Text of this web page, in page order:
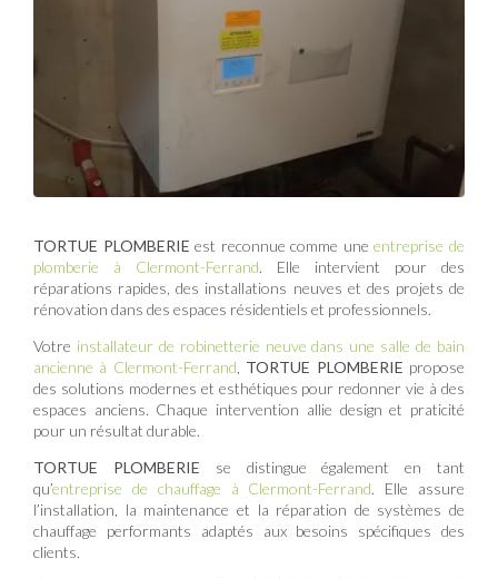
TORTUE PLOMBERIE est reconnue comme uneentreprise de
plomberie à Clermont-Ferrand. Elle intervient pour des
réparations rapides, des installations neuves et des projets de
rénovation dans des espaces résidentiels et professionnels.
Votre installateur de robinetterie neuve dans une salle de bain
ancienne à Clermont-Ferrand TORTUE PLOMBERIE propose
des solutions modernes et esthétiques pour redonner vie à des
espaces anciens. Chaque intervention allie design et praticité
pour un résultat durable.
TORTUE PLOMBERIE se distingue également en tant
qu’entreprise de chauffage à Clermont-Ferrand. Elle assure
l’installation, la maintenance et la réparation de systèmes de
chauffage performants adaptés aux besoins spécifiques des
clients.